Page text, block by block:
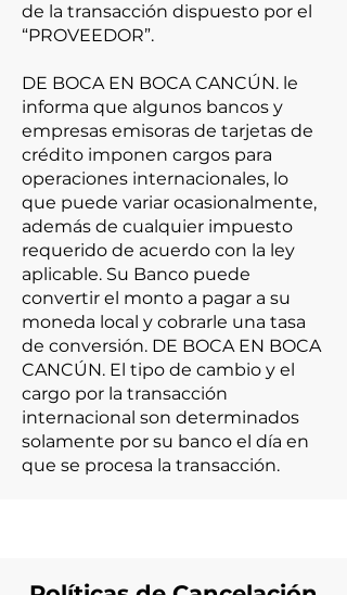
de la transacción dispuesto por el
“PROVEEDOR”.
DE BOCA EN BOCA CANCÚN. le
informa que algunos bancos y
empresas emisoras de tarjetas de
crédito imponen cargos para
operaciones internacionales, lo
que puede variar ocasionalmente,
además de cualquier impuesto
requerido de acuerdo con la ley
aplicable. Su Banco puede
convertir el monto a pagar a su
moneda local y cobrarle una tasa
de conversión. DE BOCA EN BOCA
CANCÚN. El tipo de cambio y el
cargo por la transacción
internacional son determinados
solamente por su banco el día en
que se procesa la transacción.